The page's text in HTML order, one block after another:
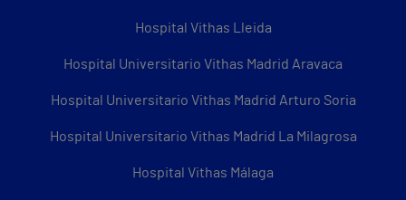
Hospital Vithas Lleida
Hospital Universitario Vithas Madrid Aravaca
Hospital Universitario Vithas Madrid Arturo Soria
Hospital Universitario Vithas Madrid La Milagrosa
Hospital Vithas Málaga